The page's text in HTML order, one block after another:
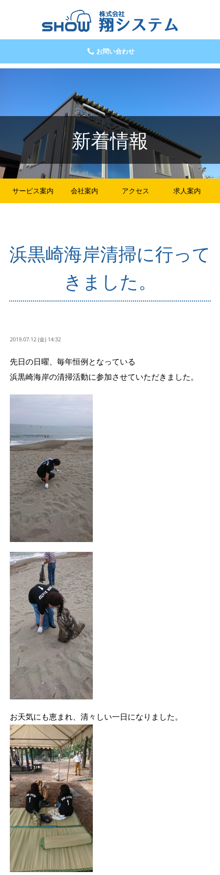
お問い合わせ
新着情報
サービス案内 会社案内 アクセス 求人案内
浜黒崎海岸清掃に行って
きました。
2019.07.12 (金) 14:32
先日の日曜、毎年恒例となっている
浜黒崎海岸の清掃活動に参加させていただきました。
お天気にも恵まれ、清々しい一日になりました。